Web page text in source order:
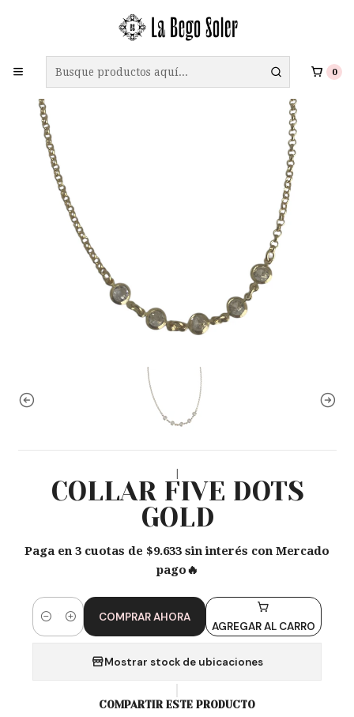
0
ENVÍO GRATIS A TODO CHILE EN COMPRAS SOBRE $69.990
|
COLLAR FIVE DOTS
GOLD
Paga en 3 cuotas de $9.633 sin interés con Mercado
pago🔥
Cantidad AGREGAR AL CARRO
COMPRAR AHORA
Mostrar stock de ubicaciones
COMPARTIR ESTE PRODUCTO